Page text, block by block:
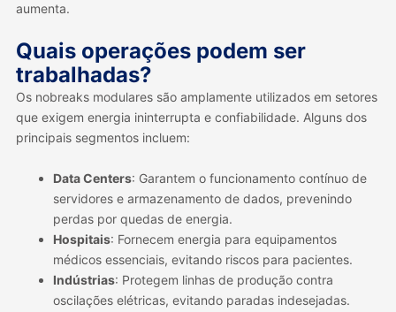
aumenta.
Quais operações podem ser
trabalhadas?
Os nobreaks modulares são amplamente utilizados em setores
que exigem energia ininterrupta e confiabilidade. Alguns dos
principais segmentos incluem:
Data Centers: Garantem o funcionamento contínuo de
servidores e armazenamento de dados, prevenindo
perdas por quedas de energia.
Hospitais: Fornecem energia para equipamentos
médicos essenciais, evitando riscos para pacientes.
Indústrias: Protegem linhas de produção contra
oscilações elétricas, evitando paradas indesejadas.